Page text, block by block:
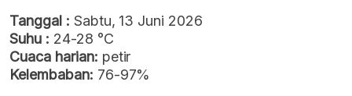
Tanggal : Sabtu, 13 Juni 2026
Suhu : 24-28 °C
Cuaca harian: petir
Kelembaban: 76-97%